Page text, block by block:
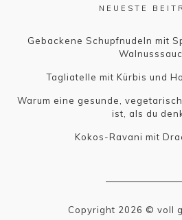
NEUESTE
Gebackene Schupfnudeln mit
Tagliatelle mit Kürbis und
Warum eine gesunde,
ist, als du
Kokos-Ravani mit
Copyright 2026 © voll